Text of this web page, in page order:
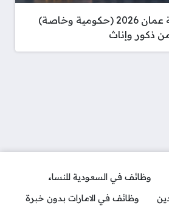
الرواتب في سلطنة عمان 2026 (حكومية وخاصة)
ذكور وإناث
وظائف في السعودية للنساء
وظائف في الامارات بدون خبرة